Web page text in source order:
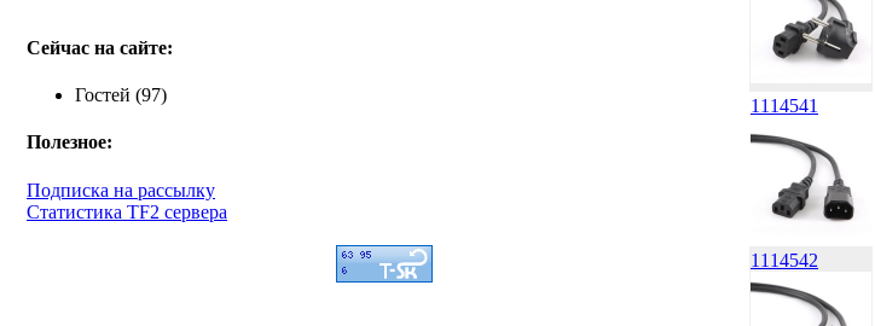
Сейчас на сайте:
Гостей (97)
Полезное:
Подписка на рассылку
Статистика TF2 сервера
1114541
1114542